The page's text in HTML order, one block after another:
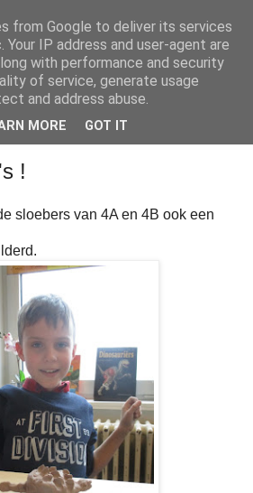
4A en 4B. Lees, kijk en geniet van
!
sloebers van 4A en 4B ook een
from Google to deliver its services
IP address and user-agent are
with performance and security
of service, generate usage
and address abuse.
MORE GOT IT